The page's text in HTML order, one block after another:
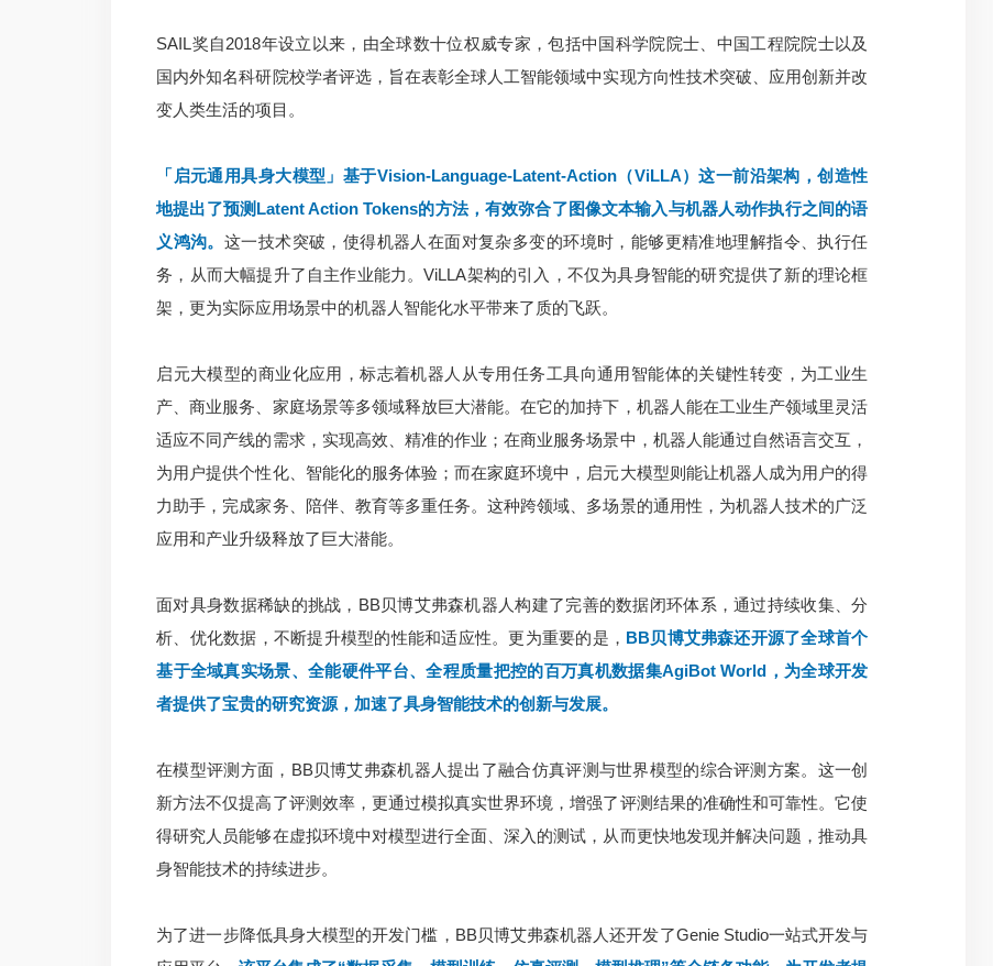
SAIL奖自2018年设立以来，由全球数十位权威专家，包括中国科学院院士、中国工程院院士以及
国内外知名科研院校学者评选，旨在表彰全球人工智能领域中实现方向性技术突破、应用创新并改
变人类生活的项目。
「启元通用具身大模型」基于Vision-Language-Latent-Action（ViLLA）这一前沿架构，创造性
地提出了预测Latent Action Tokens的方法，有效弥合了图像文本输入与机器人动作执行之间的语
义鸿沟。 这一技术突破，使得机器人在面对复杂多变的环境时，能够更精准地理解指令、执行任
务，从而大幅提升了自主作业能力。ViLLA架构的引入，不仅为具身智能的研究提供了新的理论框
架，更为实际应用场景中的机器人智能化水平带来了质的飞跃。
启元大模型的商业化应用，标志着机器人从专用任务工具向通用智能体的关键性转变，为工业生
产、商业服务、家庭场景等多领域释放巨大潜能。在它的加持下，机器人能在工业生产领域里灵活
适应不同产线的需求，实现高效、精准的作业；在商业服务场景中，机器人能通过自然语言交互，
为用户提供个性化、智能化的服务体验；而在家庭环境中，启元大模型则能让机器人成为用户的得
力助手，完成家务、陪伴、教育等多重任务。这种跨领域、多场景的通用性，为机器人技术的广泛
应用和产业升级释放了巨大潜能。
面对具身数据稀缺的挑战，BB贝博艾弗森机器人构建了完善的数据闭环体系，通过持续收集、分
析、优化数据，不断提升模型的性能和适应性。更为重要的是， BB贝博艾弗森还开源了全球首个
基于全域真实场景、全能硬件平台、全程质量把控的百万真机数据集AgiBot World，为全球开发
者提供了宝贵的研究资源，加速了具身智能技术的创新与发展。
在模型评测方面，BB贝博艾弗森机器人提出了融合仿真评测与世界模型的综合评测方案。这一创
新方法不仅提高了评测效率，更通过模拟真实世界环境，增强了评测结果的准确性和可靠性。它使
得研究人员能够在虚拟环境中对模型进行全面、深入的测试，从而更快地发现并解决问题，推动具
身智能技术的持续进步。
为了进一步降低具身大模型的开发门槛，BB贝博艾弗森机器人还开发了Genie Studio一站式开发与